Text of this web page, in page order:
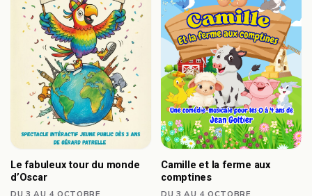
Le fabuleux tour du monde
d’Oscar
Camille et la ferme aux
comptines